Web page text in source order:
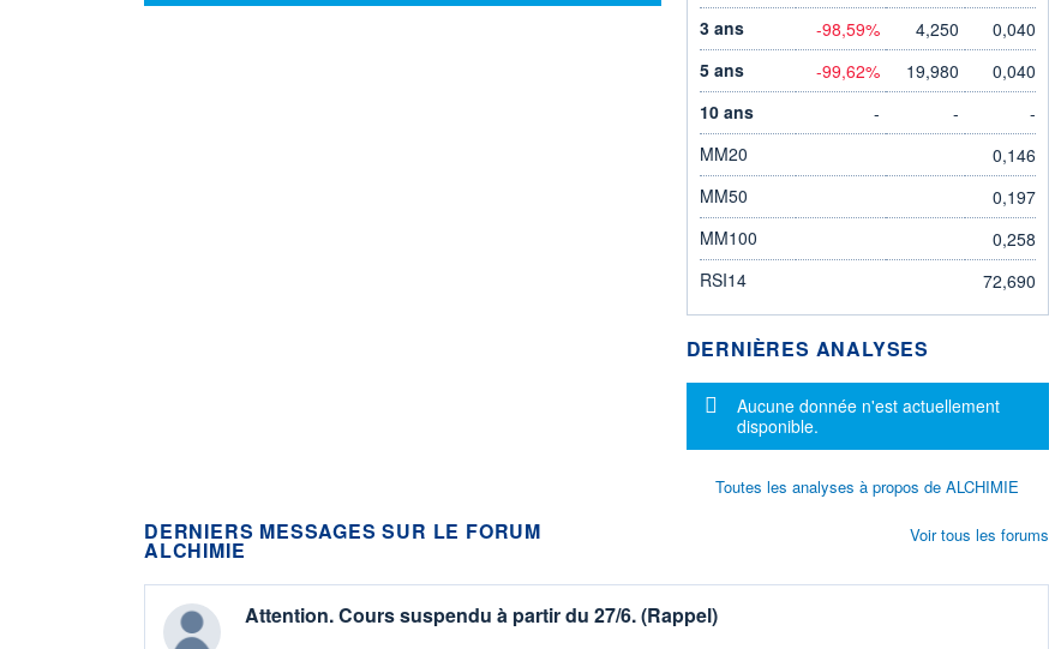
3 ans
-98,59% 4,250
0,040
5 ans
-99,62% 19,980
0,040
10 ans
- -
-
MM20
0,146
MM50
0,197
MM100
0,258
RSI14
72,690
DERNIÈRES ANALYSES
Message d'information
Aucune donnée n'est actuellement
disponible.
Toutes les analyses à propos de ALCHIMIE
DERNIERS MESSAGES SUR LE FORUM
ALCHIMIE
Attention. Cours suspendu à partir du 27/6. (Rappel)
Voir tous les forums